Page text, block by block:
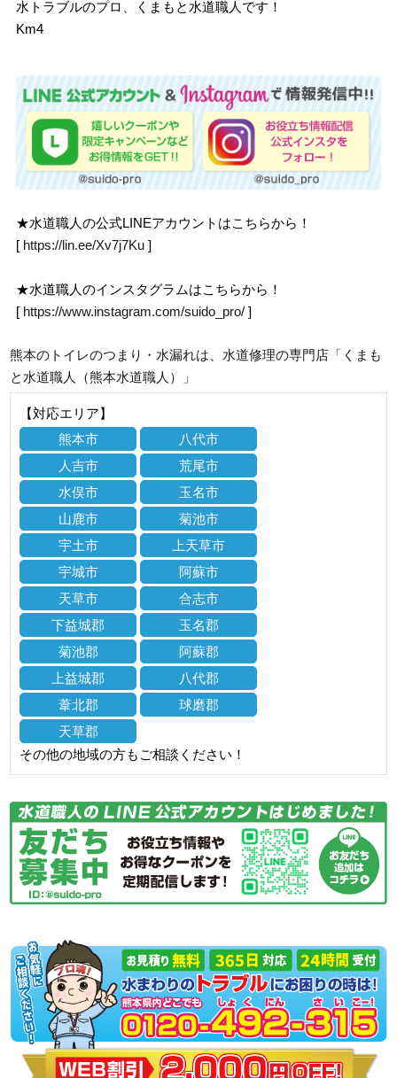
水トラブルのプロ、くまもと水道職人です！
Km4
★水道職人の公式LINEアカウントはこちらから！
[ https://lin.ee/Xv7j7Ku ]
★水道職人のインスタグラムはこちらから！
[ https://www.instagram.com/suido_pro/ ]
熊本のトイレのつまり・水漏れは、水道修理の専門店「くまも
と水道職人（熊本水道職人）」
【対応エリア】
熊本市
八代市
人吉市
荒尾市
水俣市
玉名市
山鹿市
菊池市
宇土市
上天草市
宇城市
阿蘇市
天草市
合志市
下益城郡
玉名郡
菊池郡
阿蘇郡
上益城郡
八代郡
葦北郡
球磨郡
天草郡
その他の地域の方もご相談ください！